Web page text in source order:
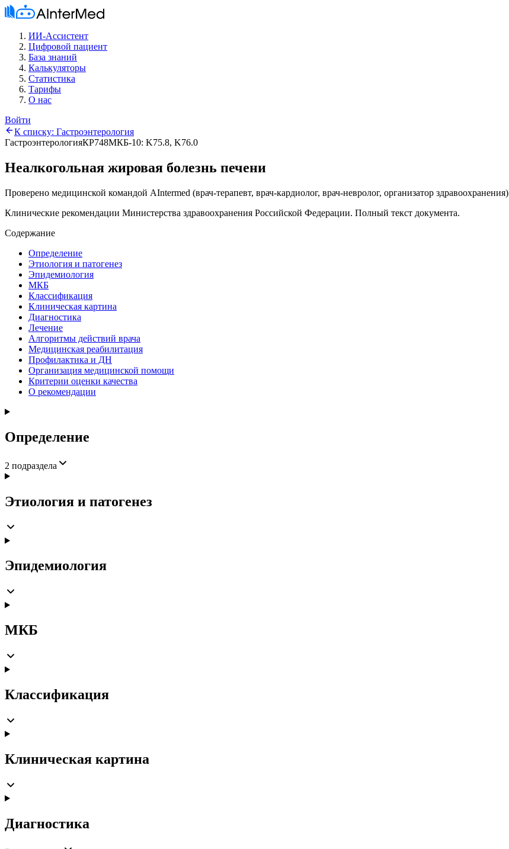
ИИ-Ассистент
Цифровой пациент
База знаний
Калькуляторы
Статистика
Тарифы
О нас
Войти
К списку: Гастроэнтерология
ГастроэнтерологияКР748МКБ-10: K75.8, K76.0
Неалкогольная жировая болезнь печени
Проверено медицинской командой AIntermed (врач-терапевт, врач-кардиолог, врач-невролог, организатор здравоохранения)
Клинические рекомендации Министерства здравоохранения Российской Федерации. Полный текст документа.
Содержание
Определение
Этиология и патогенез
Эпидемиология
МКБ
Классификация
Клиническая картина
Диагностика
Лечение
Алгоритмы действий врача
Медицинская реабилитация
Профилактика и ДН
Организация медицинской помощи
Критерии оценки качества
О рекомендации
Определение
2 подраздела
Этиология и патогенез
Эпидемиология
МКБ
Классификация
Клиническая картина
Диагностика